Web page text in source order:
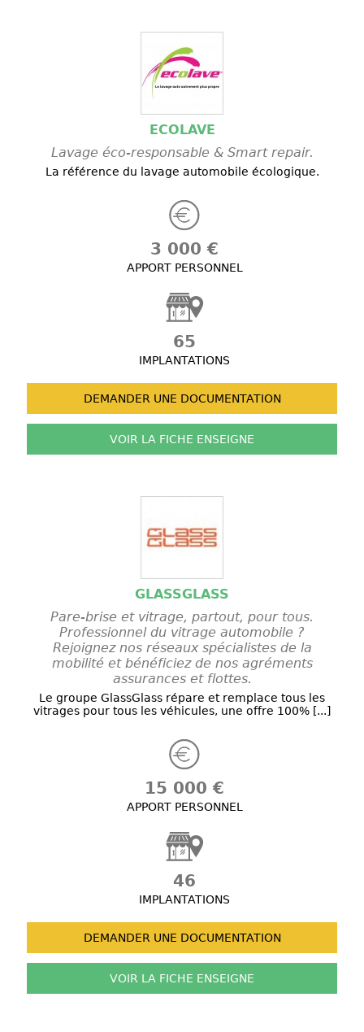
ECOLAVE
Lavage éco-responsable & Smart repair.
La référence du lavage automobile écologique.
3 000 €
APPORT PERSONNEL
65
IMPLANTATIONS
DEMANDER UNE DOCUMENTATION
VOIR LA FICHE ENSEIGNE
GLASSGLASS
Pare-brise et vitrage, partout, pour tous.
Professionnel du vitrage automobile ?
Rejoignez nos réseaux spécialistes de la
mobilité et bénéficiez de nos agréments
assurances et flottes.
Le groupe GlassGlass répare et remplace tous les
vitrages pour tous les véhicules, une offre 100% [...]
15 000 €
APPORT PERSONNEL
46
IMPLANTATIONS
DEMANDER UNE DOCUMENTATION
VOIR LA FICHE ENSEIGNE